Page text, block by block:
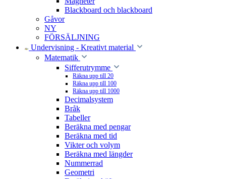
Blackboard och blackboard
Gåvor
NY
FÖRSÄLJNING
Undervisning - Kreativt material
Matematik
Sifferutrymme
Räkna upp till 20
Räkna upp till 100
Räkna upp till 1000
Decimalsystem
Bråk
Tabeller
Beräkna med pengar
Beräkna med tid
Vikter och volym
Beräkna med längder
Nummerrad
Geometri